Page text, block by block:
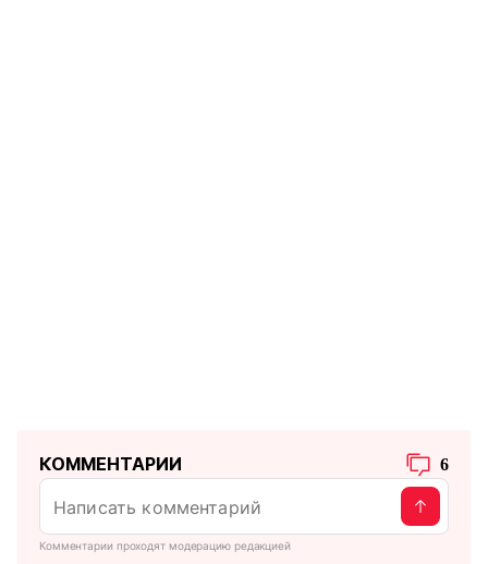
КОММЕНТАРИИ 6
Комментарии проходят модерацию редакцией